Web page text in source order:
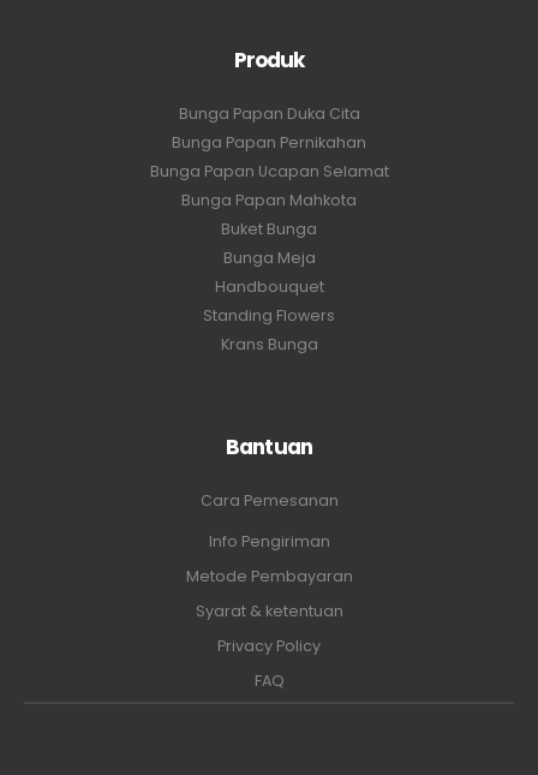
Produk
Bunga Papan Duka Cita
Bunga Papan Pernikahan
Bunga Papan Ucapan Selamat
Bunga Papan Mahkota
Buket Bunga
Bunga Meja
Handbouquet
Standing Flowers
Krans Bunga
Bantuan
Cara Pemesanan
Info Pengiriman
Metode Pembayaran
Syarat & ketentuan
Privacy Policy
FAQ